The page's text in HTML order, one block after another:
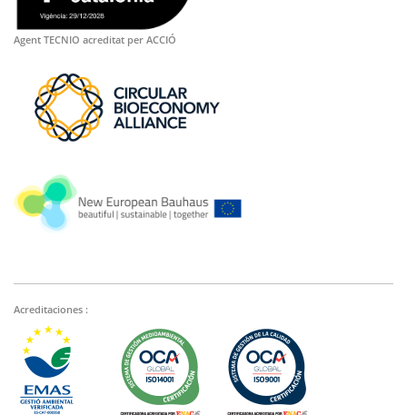
Agent TECNIO acreditat per ACCIÓ
Acreditaciones :